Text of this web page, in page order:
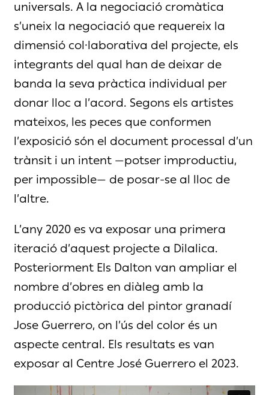
universals. A la negociació cromàtica
s’uneix la negociació que requereix la
dimensió col·laborativa del projecte, els
integrants del qual han de deixar de
banda la seva pràctica individual per
donar lloc a l’acord. Segons els artistes
mateixos, les peces que conformen
l’exposició són el document processal d’un
trànsit i un intent —potser improductiu,
per impossible— de posar-se al lloc de
l’altre.
L’any 2020 es va exposar una primera
iteració d’aquest projecte a Dilalica.
Posteriorment Els Dalton van ampliar el
nombre d’obres en diàleg amb la
producció pictòrica del pintor granadí
Jose Guerrero, on l’ús del color és un
aspecte central. Els resultats es van
exposar al Centre José Guerrero el 2023.